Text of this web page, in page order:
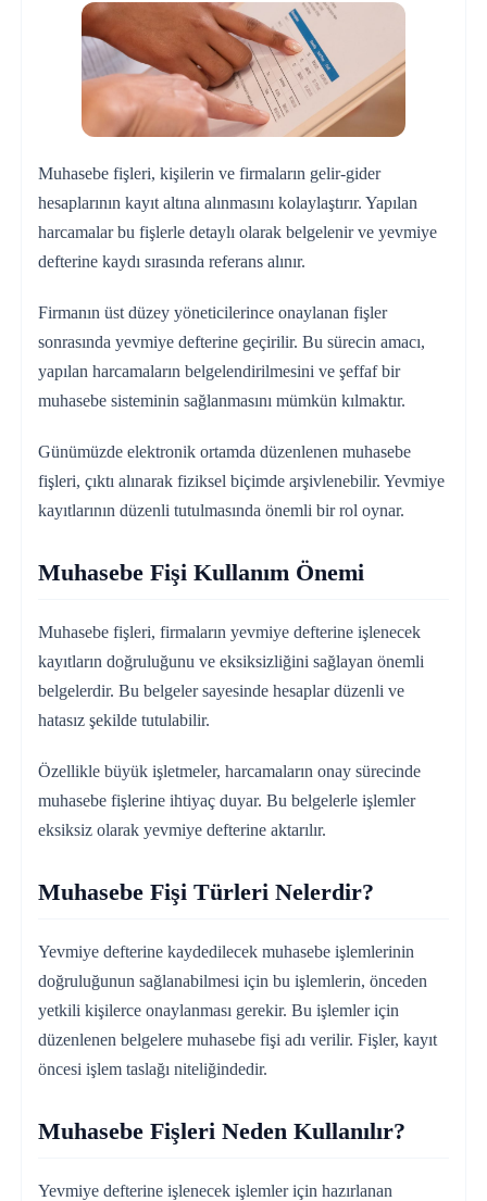
Muhasebe fişleri, kişilerin ve firmaların gelir-gider
hesaplarının kayıt altına alınmasını kolaylaştırır. Yapılan
harcamalar bu fişlerle detaylı olarak belgelenir ve yevmiye
defterine kaydı sırasında referans alınır.
Firmanın üst düzey yöneticilerince onaylanan fişler
sonrasında yevmiye defterine geçirilir. Bu sürecin amacı,
yapılan harcamaların belgelendirilmesini ve şeffaf bir
muhasebe sisteminin sağlanmasını mümkün kılmaktır.
Günümüzde elektronik ortamda düzenlenen muhasebe
fişleri, çıktı alınarak fiziksel biçimde arşivlenebilir. Yevmiye
kayıtlarının düzenli tutulmasında önemli bir rol oynar.
Muhasebe Fişi Kullanım Önemi
Muhasebe fişleri, firmaların yevmiye defterine işlenecek
kayıtların doğruluğunu ve eksiksizliğini sağlayan önemli
belgelerdir. Bu belgeler sayesinde hesaplar düzenli ve
hatasız şekilde tutulabilir.
Özellikle büyük işletmeler, harcamaların onay sürecinde
muhasebe fişlerine ihtiyaç duyar. Bu belgelerle işlemler
eksiksiz olarak yevmiye defterine aktarılır.
Muhasebe Fişi Türleri Nelerdir?
Yevmiye defterine kaydedilecek muhasebe işlemlerinin
doğruluğunun sağlanabilmesi için bu işlemlerin, önceden
yetkili kişilerce onaylanması gerekir. Bu işlemler için
düzenlenen belgelere muhasebe fişi adı verilir. Fişler, kayıt
öncesi işlem taslağı niteliğindedir.
Muhasebe Fişleri Neden Kullanılır?
Yevmiye defterine işlenecek işlemler için hazırlanan